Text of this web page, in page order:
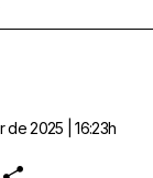
de 2025 | 16:23h
Telegram